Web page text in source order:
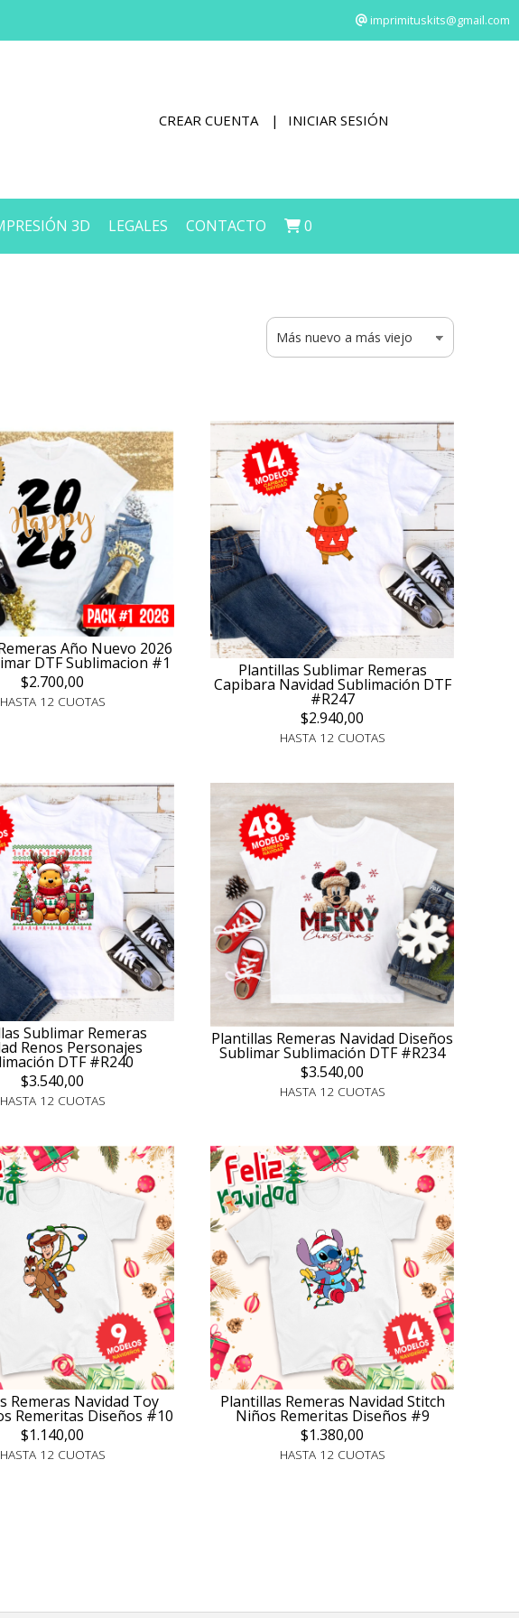
imprimituskits@gmail.com
CREAR CUENTA INICIAR SESIÓN
3D LEGALES CONTACTO 0
Año Nuevo 2026
DTF Sublimacion #1
$2.700,00
HASTA 12 CUOTAS
Plantillas Sublimar Remeras
Capibara Navidad Sublimación DTF
#R247
$2.940,00
HASTA 12 CUOTAS
Sublimar Remeras
Renos Personajes
DTF #R240
$3.540,00
HASTA 12 CUOTAS
Plantillas Remeras Navidad Diseños
Sublimar Sublimación DTF #R234
$3.540,00
HASTA 12 CUOTAS
Remeras Navidad Toy
Remeritas Diseños #10
$1.140,00
HASTA 12 CUOTAS
Plantillas Remeras Navidad Stitch
Niños Remeritas Diseños #9
$1.380,00
HASTA 12 CUOTAS